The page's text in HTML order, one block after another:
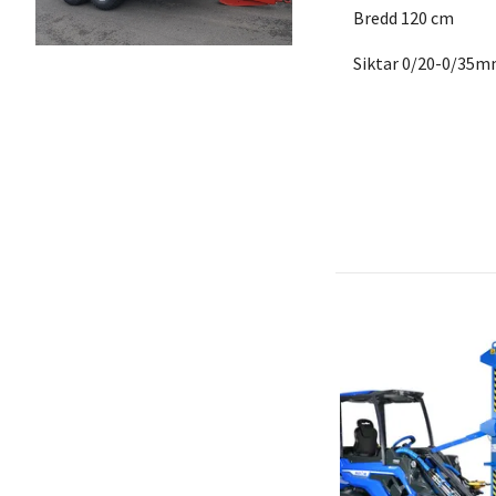
Bredd 120 cm
Siktar 0/20-0/